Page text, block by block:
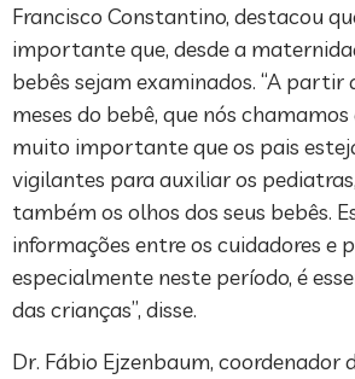
Francisco Constantino, destacou
importante que, desde a
bebês sejam examinados. “A partir
meses do bebê, que nós
muito importante que os pais
vigilantes para auxiliar os
também os olhos dos seus bebês.
informações entre os cuidadores e
especialmente neste período, é
das crianças”, disse.
Dr. Fábio Ejzenbaum, coordenador